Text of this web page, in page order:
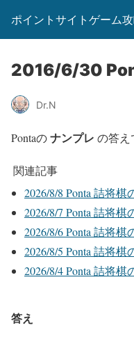
ポイントサイトゲーム
2016/6/30
Dr.N
Pontaのナンプレ の答え
関連記事
2026/8/8 Ponta 詰将棋
2026/8/7 Ponta 詰将棋
2026/8/6 Ponta 詰将棋
2026/8/5 Ponta 詰将棋
2026/8/4 Ponta 詰将棋
答え